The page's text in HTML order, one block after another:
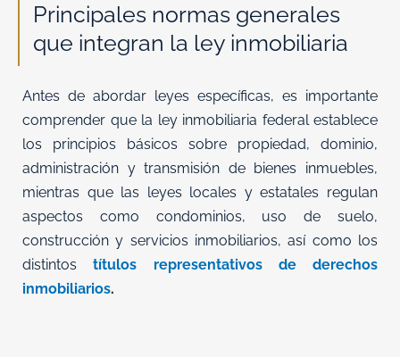
Principales normas generales
que integran la ley inmobiliaria
Antes de abordar leyes específicas, es importante
comprender que la ley inmobiliaria federal establece
los principios básicos sobre propiedad, dominio,
administración y transmisión de bienes inmuebles,
mientras que las leyes locales y estatales regulan
aspectos como condominios, uso de suelo,
construcción y servicios inmobiliarios, así como los
distintos títulos representativos de derechos
inmobiliarios.